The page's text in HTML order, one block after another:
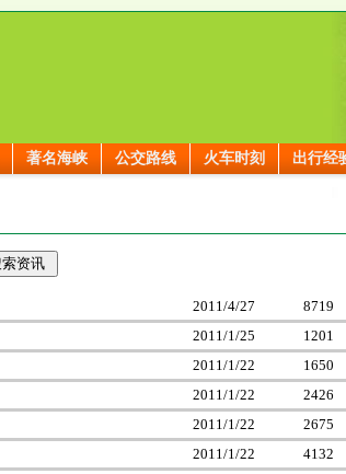
著名海峡 公交路线 火车时刻 出行经
2011/4/27
8719
2011/1/25
1201
2011/1/22
1650
2011/1/22
2426
2011/1/22
2675
2011/1/22
4132